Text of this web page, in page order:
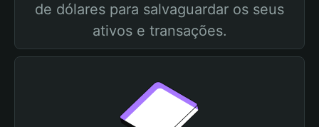
de dólares para salvaguardar os seus
ativos e transações.